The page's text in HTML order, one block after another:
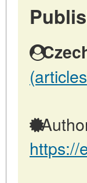
https://